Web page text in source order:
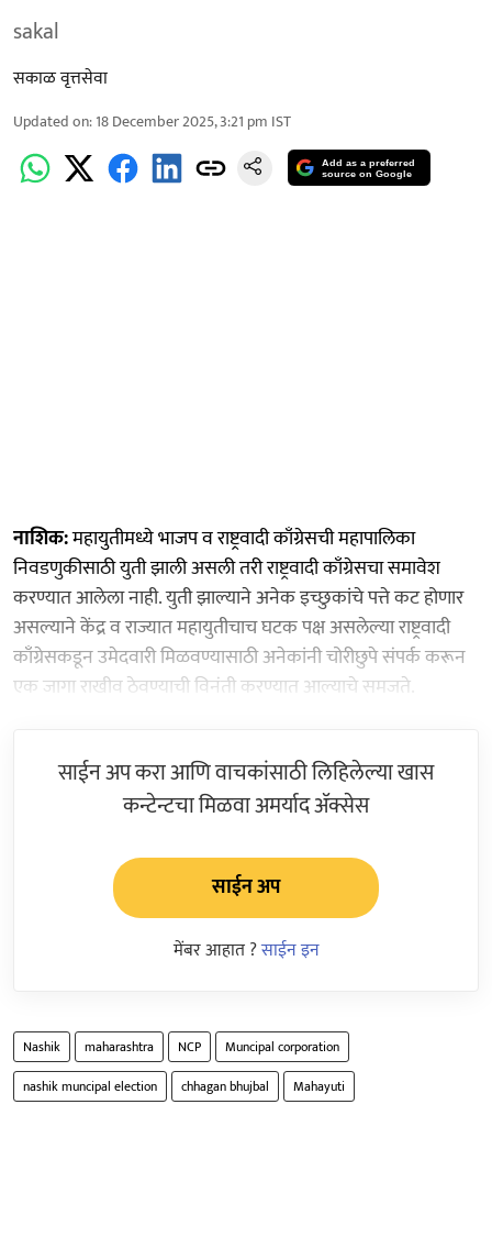
sakal
सकाळ वृत्तसेवा
Updated on:18 December 2025, 3:21 pm IST
Add as a preferred
source on Google
नाशिक:महायुतीमध्ये भाजप व राष्ट्रवादी काँग्रेसची महापालिका
निवडणुकीसाठी युती झाली असली तरी राष्ट्रवादी काँग्रेसचा समावेश
करण्यात आलेला नाही. युती झाल्याने अनेक इच्छुकांचे पत्ते कट होणार
असल्याने केंद्र व राज्यात महायुतीचाच घटक पक्ष असलेल्या राष्ट्रवादी
काँग्रेसकडून उमेदवारी मिळवण्यासाठी अनेकांनी चोरीछुपे संपर्क करून
एक जागा राखीव ठेवण्याची विनंती करण्यात आल्याचे समजते.
साईन अप करा आणि वाचकांसाठी लिहिलेल्या खास
कन्टेन्टचा मिळवा अमर्याद ॲक्सेस
साईन अप
मेंबर आहात ?साईन इन
Nashik maharashtra NCP
Muncipal corporation
nashik muncipal election
chhagan bhujbal Mahayuti